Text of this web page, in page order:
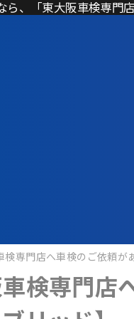
、「東大阪車検専門
検専門店へ車検のご依頼
検専門店